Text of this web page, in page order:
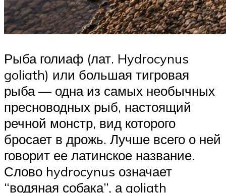
Рыба голиаф (лат. Hydrocynus
goliath) или большая тигровая
рыба — одна из самых необычных
пресноводных рыб, настоящий
речной монстр, вид которого
бросает в дрожь. Лучше всего о ней
говорит ее латинское название.
Слово hydrocynus означает
“водяная собака”, а goliath